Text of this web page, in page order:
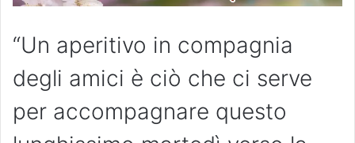
“Un aperitivo in compagnia
degli amici è ciò che ci serve
per accompagnare questo